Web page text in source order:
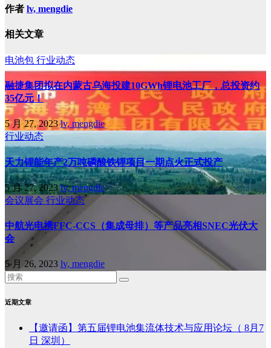
作者 lv, mengdie
相关文章
电池包 行业动态
融捷集团拟在内蒙古乌海投建10GWh锂电池工厂，总投资约
35亿元！
5 月 27, 2023lv, mengdie
行业动态
天力锂能年产2万吨磷酸铁锂项目一期点火正式投产
5 月 27, 2023lv, mengdie
会议展会 行业动态
中航光电携FFC-CCS（集成母排）等产品亮相SNEC光伏大
会
5 月 26, 2023 lv, mengdie
近期文章
【邀请函】第五届锂电池集流体技术与应用论坛（ 8月7
日 深圳）